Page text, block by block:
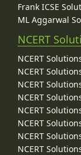
Frank ICSE
ML Aggarwal
NCERT
NCERT
NCERT
NCERT
NCERT
NCERT
NCERT
NCERT
NCERT